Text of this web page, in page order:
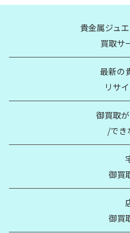
貴金属ジュ
買取サ
最新の
リサ
御買取
/でき
御買
御買